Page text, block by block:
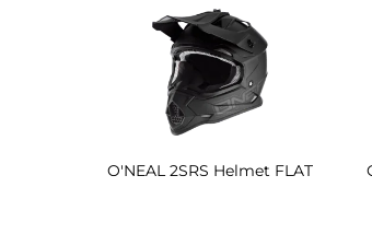
O'NEAL 2SRS Helmet FLAT